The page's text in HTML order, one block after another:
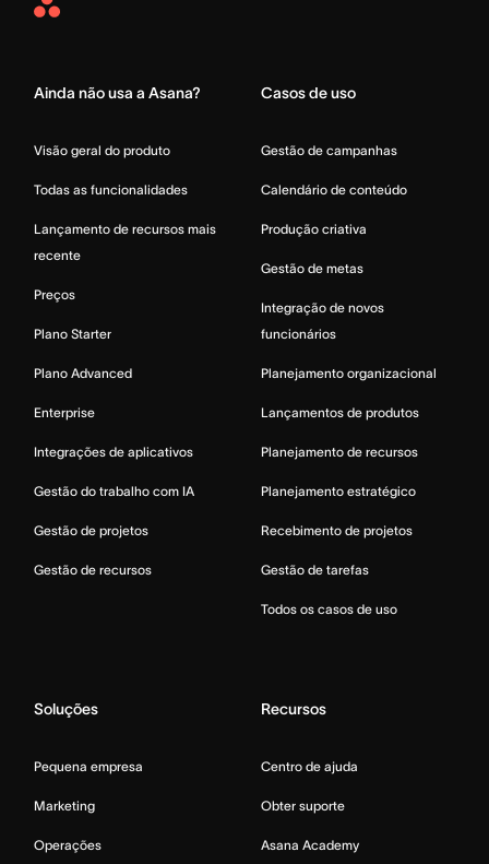
Asana
Ainda não usa a Asana?
Visão geral do produto
Todas as funcionalidades
Lançamento de recursos mais
recente
Preços
Plano Starter
Plano Advanced
Enterprise
Integrações de aplicativos
Gestão do trabalho com IA
Gestão de projetos
Gestão de recursos
Casos de uso
Gestão de campanhas
Calendário de conteúdo
Produção criativa
Gestão de metas
Integração de novos
funcionários
Planejamento organizacional
Lançamentos de produtos
Planejamento de recursos
Planejamento estratégico
Recebimento de projetos
Gestão de tarefas
Todos os casos de uso
Soluções
Pequena empresa
Marketing
Operações
Recursos
Centro de ajuda
Obter suporte
Asana Academy